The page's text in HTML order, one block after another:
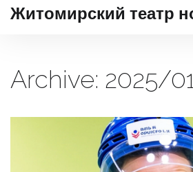
Житомирский театр
Archive: 2025/